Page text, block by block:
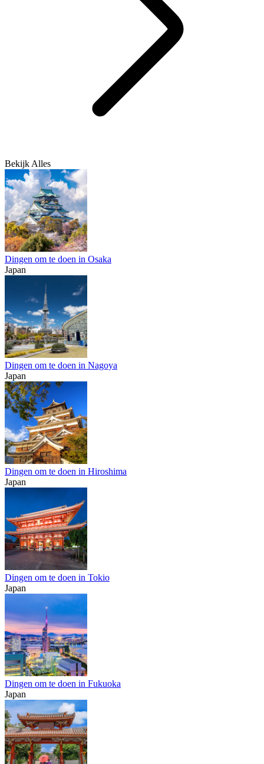
Bekijk Alles
Dingen om te doen in Osaka
Japan
Dingen om te doen in Nagoya
Japan
Dingen om te doen in Hiroshima
Japan
Dingen om te doen in Tokio
Japan
Dingen om te doen in Fukuoka
Japan